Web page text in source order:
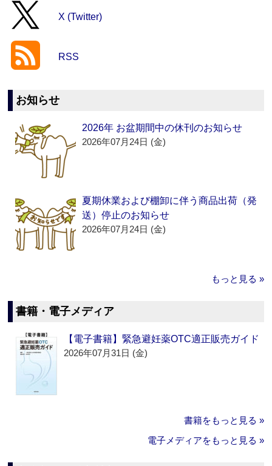
X (Twitter)
RSS
お知らせ
2026年 お盆期間中の休刊のお知らせ
2026年07月24日 (金)
夏期休業および棚卸に伴う商品出荷（発
送）停止のお知らせ
2026年07月24日 (金)
もっと見る »
書籍・電子メディア
【電子書籍】緊急避妊薬OTC適正販売ガイド
2026年07月31日 (金)
書籍をもっと見る »
電子メディアをもっと見る »